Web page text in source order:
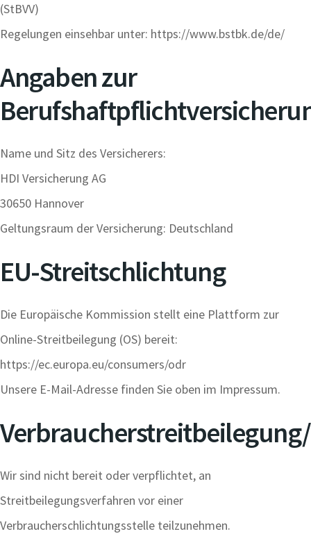
(StBVV)
Regelungen einsehbar unter: https://www.bstbk.de/de/
Angaben zur
Name und Sitz des Versicherers:
HDI Versicherung AG
30650 Hannover
Geltungsraum der Versicherung: Deutschland
EU-Streitschlichtung
Die Europäische Kommission stellt eine Plattform zur
Online-Streitbeilegung (OS) bereit:
https://ec.europa.eu/consumers/odr
Unsere E-Mail-Adresse finden Sie oben im Impressum.
Wir sind nicht bereit oder verpflichtet, an
Streitbeilegungsverfahren vor einer
Verbraucherschlichtungsstelle teilzunehmen.